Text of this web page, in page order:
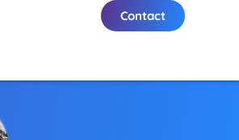
Contact